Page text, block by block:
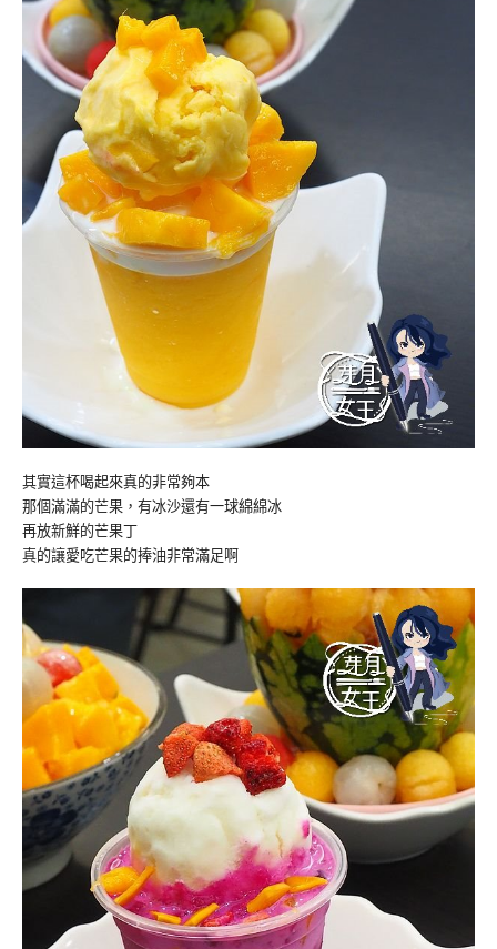
其實這杯喝起來真的非常夠本
那個滿滿的芒果，有冰沙還有一球綿綿冰
再放新鮮的芒果丁
真的讓愛吃芒果的捧油非常滿足啊